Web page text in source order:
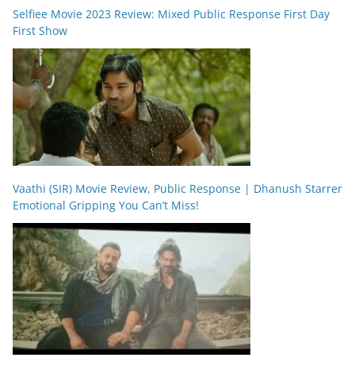
Selfiee Movie 2023 Review: Mixed Public Response First Day
First Show
Vaathi (SIR) Movie Review, Public Response | Dhanush Starrer
Emotional Gripping You Can’t Miss!